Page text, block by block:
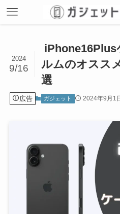
iPhone16Plus
ルムのオスス
選
2024
9/16
広告 ガジェット 2024年9月1